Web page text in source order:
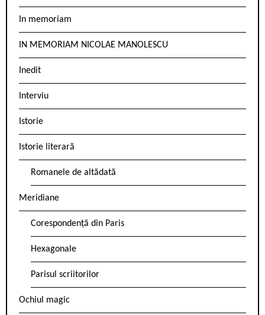
In memoriam
IN MEMORIAM NICOLAE MANOLESCU
Inedit
Interviu
Istorie
Istorie literară
Romanele de altădată
Meridiane
Corespondență din Paris
Hexagonale
Parisul scriitorilor
Ochiul magic